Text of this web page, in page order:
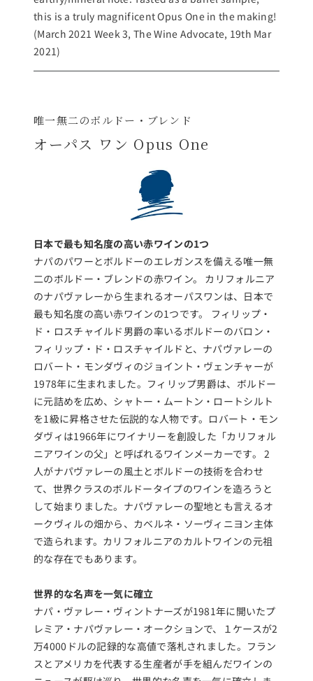
this is a truly magnificent Opus One in the making!
(March 2021 Week 3, The Wine Advocate, 19th Mar
2021)
唯一無二のボルドー・ブレンド
オーパス ワン Opus One
日本で最も知名度の高い赤ワインの1つ
ナパのパワーとボルドーのエレガンスを備える唯一無
二のボルドー・ブレンドの赤ワイン。 カリフォルニア
のナパヴァレーから生まれるオーパスワンは、日本で
最も知名度の高い赤ワインの1つです。 フィリップ・
ド・ロスチャイルド男爵の率いるボルドーのバロン・
フィリップ・ド・ロスチャイルドと、ナパヴァレーの
ロバート・モンダヴィのジョイント・ヴェンチャーが
1978年に生まれました。フィリップ男爵は、ボルドー
に元詰めを広め、シャトー・ムートン・ロートシルト
を1級に昇格させた伝説的な人物です。ロバート・モン
ダヴィは1966年にワイナリーを創設した「カリフォル
ニアワインの父」と呼ばれるワインメーカーです。 2
人がナパヴァレーの風土とボルドーの技術を合わせ
て、世界クラスのボルドータイプのワインを造ろうと
して始まりました。ナパヴァレーの聖地とも言えるオ
ークヴィルの畑から、カベルネ・ソーヴィニヨン主体
で造られます。カリフォルニアのカルトワインの元祖
的な存在でもあります。
世界的な名声を一気に確立
ナパ・ヴァレー・ヴィントナーズが1981年に開いたプ
レミア・ナパヴァレー・オークションで、１ケースが2
万4000ドルの記録的な高値で落札されました。フラン
スとアメリカを代表する生産者が手を組んだワインの